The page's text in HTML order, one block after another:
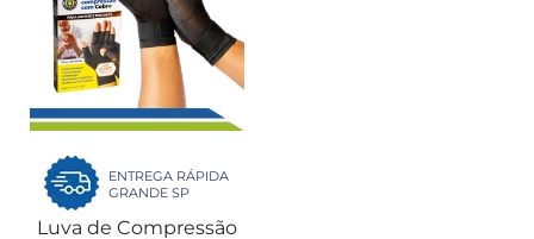
ENTREGA RÁPIDA
GRANDE SP
Luva de Compressão